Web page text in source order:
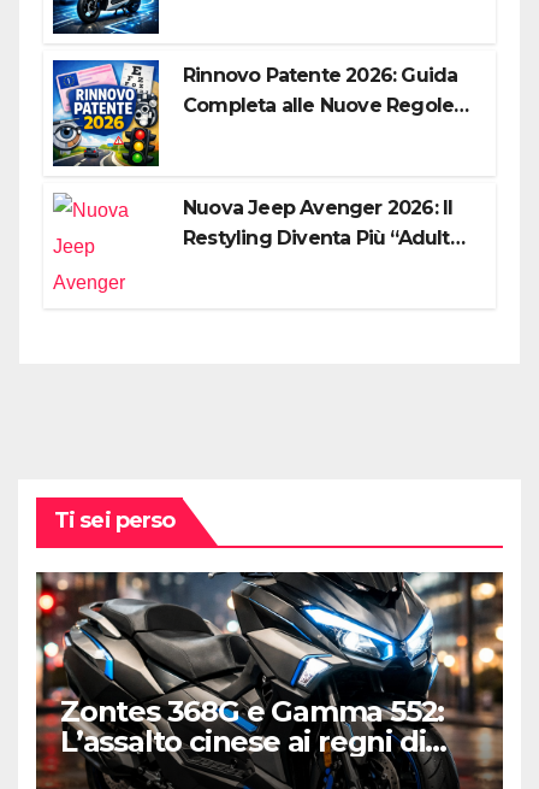
Rinnovo Patente 2026: Guida
Completa alle Nuove Regole,
Nuova Jeep Avenger 2026: Il
Restyling Diventa Più “Adulto”,
Ti sei perso
Zontes 368G e Gamma 552:
L’assalto cinese ai regni di
Honda e Yamaha